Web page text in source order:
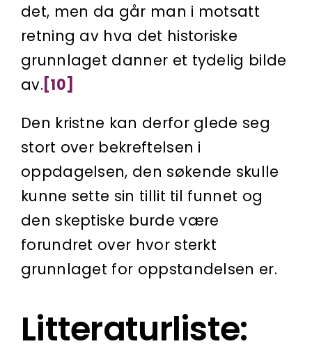
det, men da går man i motsatt
retning av hva det histo­riske
grunnlaget danner et tydelig bilde
av. [10]
Den kristne kan derfor glede seg
stort over bekreftelsen i
oppdagelsen, den søkende skulle
kunne sette sin tillit til funnet og
den skeptiske burde være
forundret over hvor sterkt
grunnlaget for oppstandelsen er.
Litteraturliste: